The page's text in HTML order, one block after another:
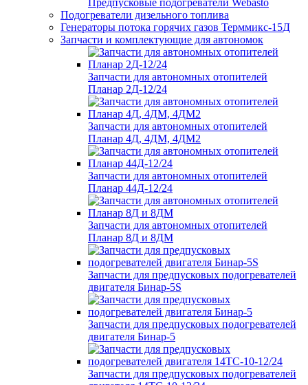
Предпусковые подогреватели Webasto
Подогреватели дизельного топлива
Генераторы потока горячих газов Терммикс-15Д
Запчасти и комплектующие для автономок
Запчасти для автономных отопителей
Планар 2Д-12/24
Запчасти для автономных отопителей
Планар 4Д, 4ДМ, 4ДМ2
Запчасти для автономных отопителей
Планар 44Д-12/24
Запчасти для автономных отопителей
Планар 8Д и 8ДМ
Запчасти для предпусковых подогревателей
двигателя Бинар-5S
Запчасти для предпусковых подогревателей
двигателя Бинар-5
Запчасти для предпусковых подогревателей